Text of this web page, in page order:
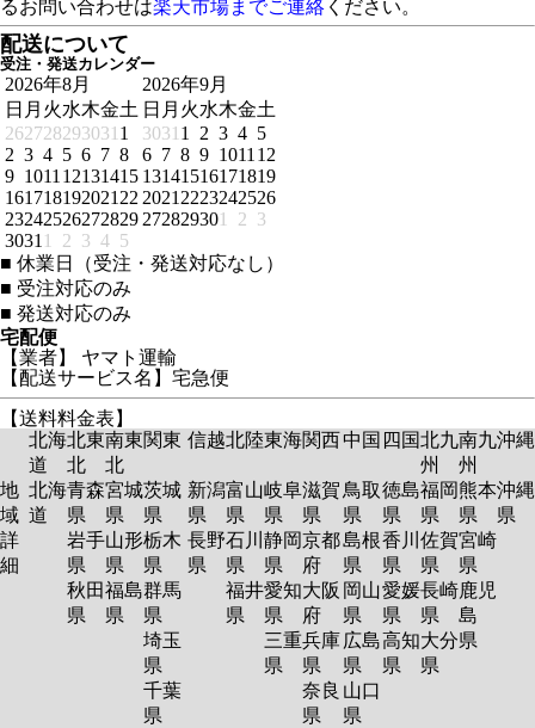
るお問い合わせは楽天市場までご連絡 ください。
配送について
受注・発送カレンダー
2026年8月
日 月 火水木金土
262728293031 1
2 3 4 5 6 7 8
9 1011 12131415
161718192021 22
23242526272829
3031 1 2 3 4 5
2026年9月
日 月 火水木金土
3031 1 2 3 4 5
6 7 8 9 1011 12
13141516171819
2021 2223242526
272829301 2 3
■ 休業日（受注・発送対応なし）
■ 受注対応のみ
■ 発送対応のみ
宅配便
【業者】 ヤマト運輸
【配送サービス名】宅急便
【送料料金表】
北海
道
北東
北
南東
北
関東 信越北陸東海関西中国 四国北九
州
南九
州
沖縄
地
域
詳
細
北海
道
青森
県
岩手
県
秋田
県
宮城
県
山形
県
福島
県
茨城
県
栃木
県
群馬
県
埼玉
県
千葉
県
新潟
県
長野
県
富山
県
石川
県
福井
県
岐阜
県
静岡
県
愛知
県
三重
県
滋賀
県
京都
府
大阪
府
兵庫
県
奈良
県
鳥取
県
島根
県
岡山
県
広島
県
山口
県
徳島
県
香川
県
愛媛
県
高知
県
福岡
県
佐賀
県
長崎
県
大分
県
熊本
県
宮崎
県
鹿児
島
県
沖縄
県